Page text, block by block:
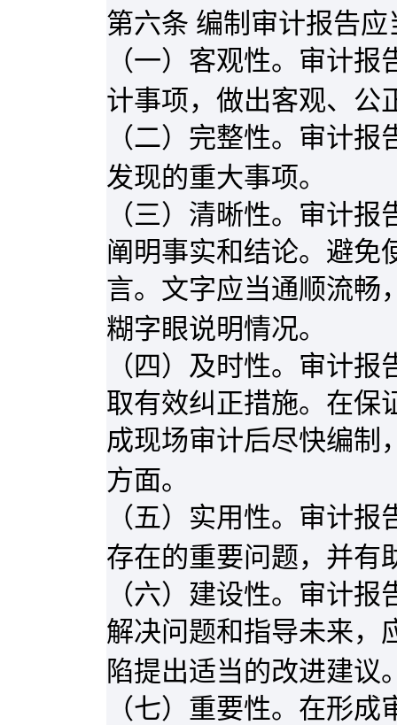
第六条 编制审计报告
（一）客观性。审计
计事项，做出客观、公
（二）完整性。审计
发现的重大事项。
（三）清晰性。审计
阐明事实和结论。避免
言。文字应当通顺流畅
糊字眼说明情况。
（四）及时性。审计
取有效纠正措施。在保
成现场审计后尽快编制
方面。
（五）实用性。审计
存在的重要问题，并有
（六）建设性。审计
解决问题和指导未来，
陷提出适当的改进建议
（七）重要性。在形